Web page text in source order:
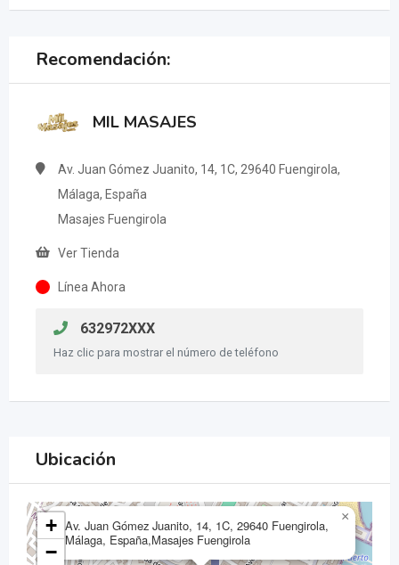
Recomendación:
MIL MASAJES
Av. Juan Gómez Juanito, 14, 1C, 29640 Fuengirola,
Málaga, España
Masajes Fuengirola
Ver Tienda
Línea Ahora
632972XXX
Haz clic para mostrar el número de teléfono
Ubicación
Av. Juan Gómez Juanito, 14, 1C, 29640 Fuengirola,
Málaga, España,Masajes Fuengirola
×
+
−